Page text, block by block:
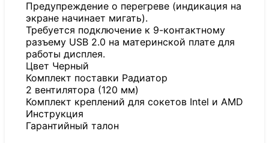
Предупреждение о перегреве (индикация на
экране начинает мигать).
Требуется подключение к 9-контактному
разъему USB 2.0 на материнской плате для
работы дисплея.
Цвет Черный
Комплект поставки Радиатор
2 вентилятора (120 мм)
Комплект креплений для сокетов Intel и AMD
Инструкция
Гарантийный талон